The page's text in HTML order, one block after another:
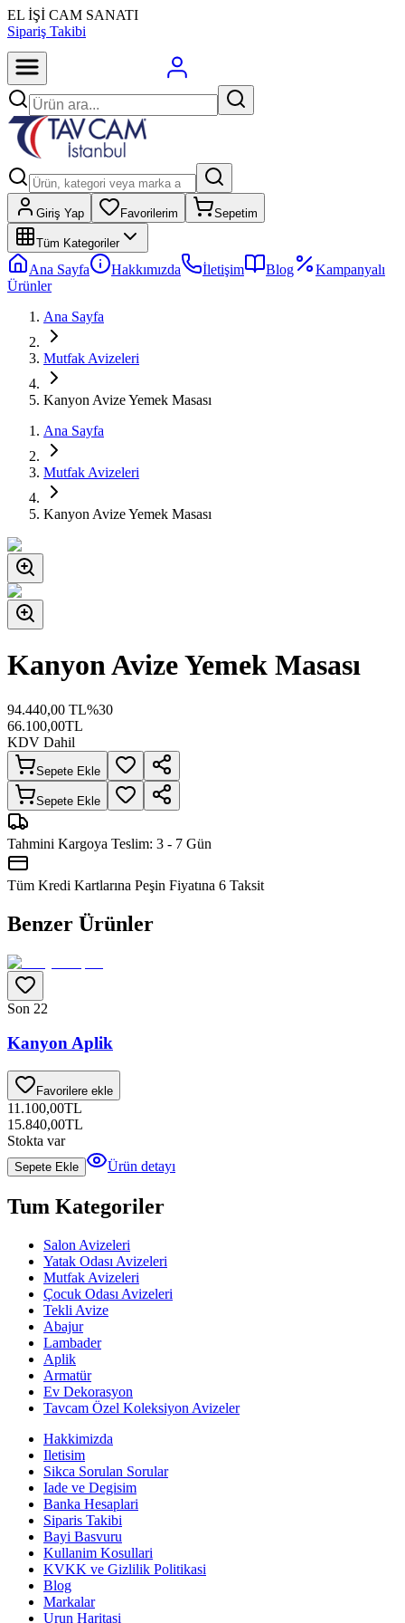
EL İŞİ CAM SANATI
Sipariş Takibi
Giriş Yap Favorilerim Sepetim
Tüm Kategoriler
Ana Sayfa Hakkımızda İletişim Blog
Kampanyalı
Ürünler
Ana Sayfa
Mutfak Avizeleri
Kanyon Avize Yemek Masası
Ana Sayfa
Mutfak Avizeleri
Kanyon Avize Yemek Masası
Kanyon Avize Yemek Masası
94.440,00 TL%30
66.100,00TL
KDV Dahil
Sepete Ekle
Sepete Ekle
Tahmini Kargoya Teslim: 3 - 7 Gün
Tüm Kredi Kartlarına Peşin Fiyatına 6 Taksit
Benzer Ürünler
Son 22
Kanyon Aplik
Favorilere ekle
11.100,00TL
15.840,00TL
Stokta var
Sepete Ekle Ürün detayı
Tum Kategoriler
Salon Avizeleri
Yatak Odası Avizeleri
Mutfak Avizeleri
Çocuk Odası Avizeleri
Tekli Avize
Abajur
Lambader
Aplik
Armatür
Ev Dekorasyon
Tavcam Özel Koleksiyon Avizeler
Hakkimizda
Iletisim
Sikca Sorulan Sorular
Iade ve Degisim
Banka Hesaplari
Siparis Takibi
Bayi Basvuru
Kullanim Kosullari
KVKK ve Gizlilik Politikasi
Blog
Markalar
Urun Haritasi